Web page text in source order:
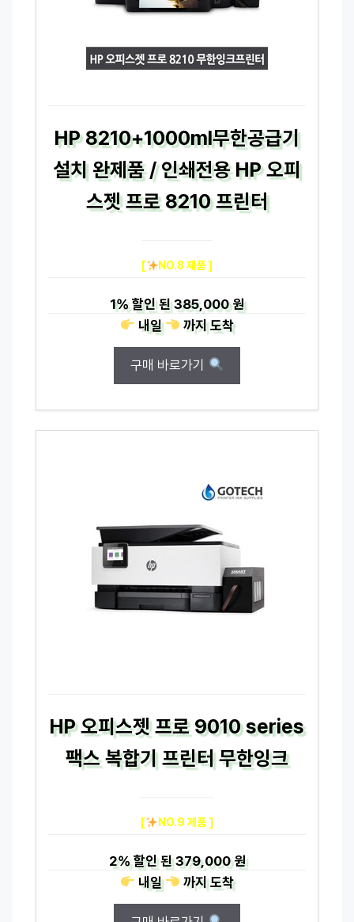
HP 8210+1000ml무한공급기
설치 완제품 / 인쇄전용 HP 오피
스젯 프로 8210 프린터
[ NO.8 제품 ]
1%할인 된385,000 원
내일
까지도착
구매 바로가기
HP 오피스젯 프로 9010 series
팩스 복합기 프린터 무한잉크
[ NO.9 제품 ]
2%할인 된379,000 원
내일
까지도착